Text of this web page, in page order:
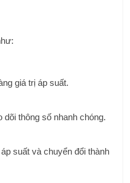
giá trị áp suất.
dõi thông số nhanh chóng.
suất và chuyển đổi thành